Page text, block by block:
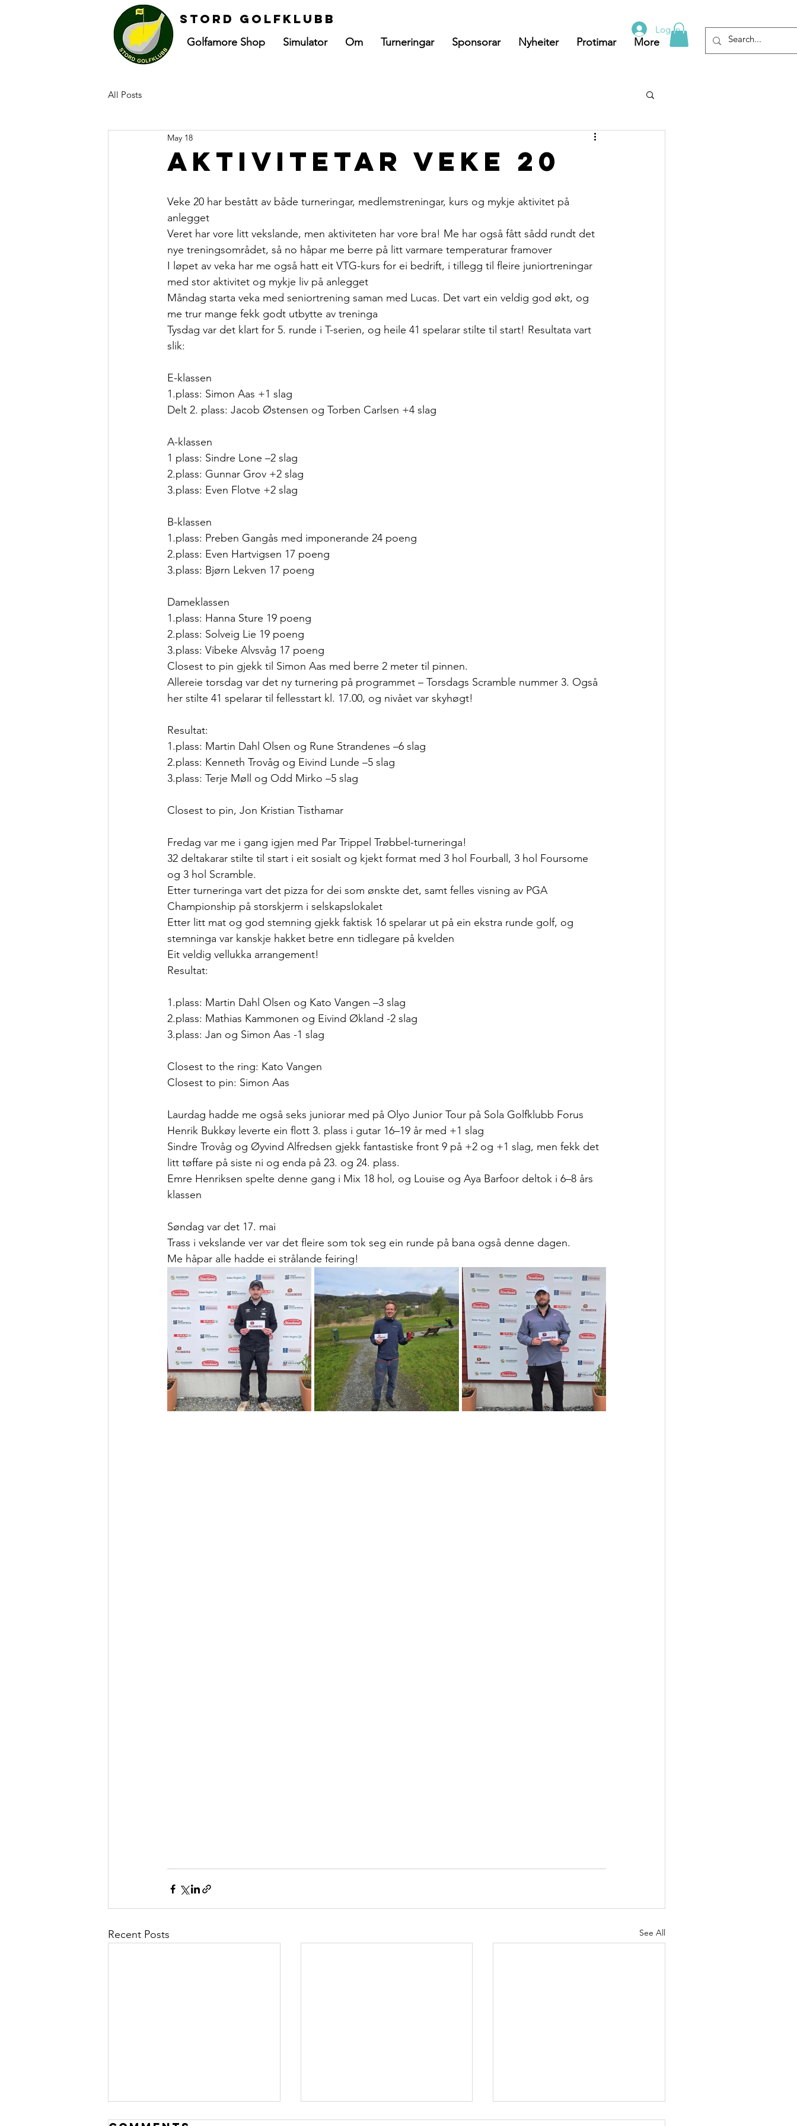
Stord golfklubb
Golfamore Shop Simulator Om Turneringar Sponsorar Nyheiter Protimar More
Log In
All Posts
Aktivitetar Veke 20
May 18
Veke 20 har bestått av både turneringar, medlemstreningar, kurs og mykje aktivitet på
anlegget
Veret har vore litt vekslande, men aktiviteten har vore bra! Me har også fått sådd rundt det
nye treningsområdet, så no håpar me berre på litt varmare temperaturar framover
I løpet av veka har me også hatt eit VTG-kurs for ei bedrift, i tillegg til fleire juniortreningar
med stor aktivitet og mykje liv på anlegget
Måndag starta veka med seniortrening saman med Lucas. Det vart ein veldig god økt, og
me trur mange fekk godt utbytte av treninga
Tysdag var det klart for 5. runde i T-serien, og heile 41 spelarar stilte til start! Resultata vart
slik:
E-klassen
1.plass: Simon Aas +1 slag
Delt 2. plass: Jacob Østensen og Torben Carlsen +4 slag
A-klassen
1 plass: Sindre Lone –2 slag
2.plass: Gunnar Grov +2 slag
3.plass: Even Flotve +2 slag
B-klassen
1.plass: Preben Gangås med imponerande 24 poeng
2.plass: Even Hartvigsen 17 poeng
3.plass: Bjørn Lekven 17 poeng
Dameklassen
1.plass: Hanna Sture 19 poeng
2.plass: Solveig Lie 19 poeng
3.plass: Vibeke Alvsvåg 17 poeng
Closest to pin gjekk til Simon Aas med berre 2 meter til pinnen.
Allereie torsdag var det ny turnering på programmet – Torsdags Scramble nummer 3. Også
her stilte 41 spelarar til fellesstart kl. 17.00, og nivået var skyhøgt!
Resultat:
1.plass: Martin Dahl Olsen og Rune Strandenes –6 slag
2.plass: Kenneth Trovåg og Eivind Lunde –5 slag
3.plass: Terje Møll og Odd Mirko –5 slag
Closest to pin, Jon Kristian Tisthamar
Fredag var me i gang igjen med Par Trippel Trøbbel-turneringa!
32 deltakarar stilte til start i eit sosialt og kjekt format med 3 hol Fourball, 3 hol Foursome
og 3 hol Scramble.
Etter turneringa vart det pizza for dei som ønskte det, samt felles visning av PGA
Championship på storskjerm i selskapslokalet
Etter litt mat og god stemning gjekk faktisk 16 spelarar ut på ein ekstra runde golf, og
stemninga var kanskje hakket betre enn tidlegare på kvelden
Eit veldig vellukka arrangement!
Resultat:
1.plass: Martin Dahl Olsen og Kato Vangen –3 slag
2.plass: Mathias Kammonen og Eivind Økland -2 slag
3.plass: Jan og Simon Aas -1 slag
Closest to the ring: Kato Vangen
Closest to pin: Simon Aas
Laurdag hadde me også seks juniorar med på Olyo Junior Tour på Sola Golfklubb Forus
Henrik Bukkøy leverte ein flott 3. plass i gutar 16–19 år med +1 slag
Sindre Trovåg og Øyvind Alfredsen gjekk fantastiske front 9 på +2 og +1 slag, men fekk det
litt tøffare på siste ni og enda på 23. og 24. plass.
Emre Henriksen spelte denne gang i Mix 18 hol, og Louise og Aya Barfoor deltok i 6–8 års
klassen
Søndag var det 17. mai
Trass i vekslande ver var det fleire som tok seg ein runde på bana også denne dagen.
Me håpar alle hadde ei strålande feiring!
Recent Posts See All